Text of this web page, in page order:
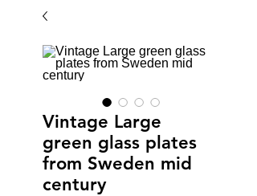
Vintage Large
green glass plates
from Sweden mid
century